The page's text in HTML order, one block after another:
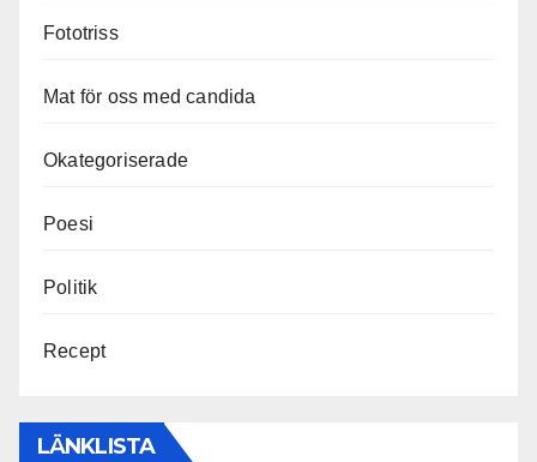
Fototriss
Mat för oss med candida
Okategoriserade
Poesi
Politik
Recept
LÄNKLISTA